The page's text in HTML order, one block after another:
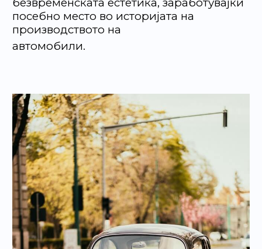
посебно место во историјата на
производството на
автомобили.